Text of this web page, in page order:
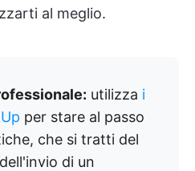
al meglio.
utilizza i
per stare al passo
che si tratti del
di un